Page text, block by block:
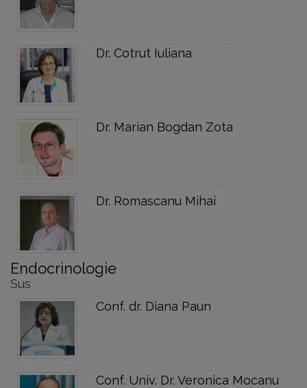
Dr. Cotrut Iuliana
Dr. Marian Bogdan Zota
Dr. Romascanu Mihai
Endocrinologie
Sus
Conf. dr. Diana Paun
Conf. Univ. Dr. Veronica Mocanu